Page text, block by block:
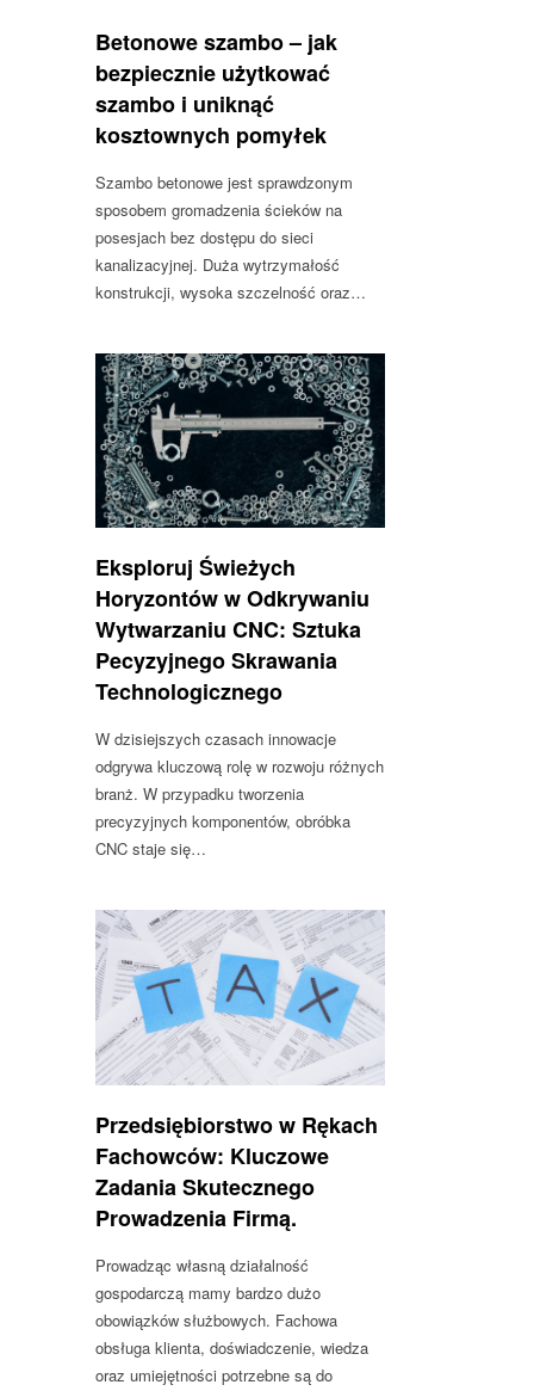
Betonowe szambo – jak
bezpiecznie użytkować
szambo i uniknąć
kosztownych pomyłek
Szambo betonowe jest sprawdzonym
sposobem gromadzenia ścieków na
posesjach bez dostępu do sieci
kanalizacyjnej. Duża wytrzymałość
konstrukcji, wysoka szczelność oraz…
Eksploruj Świeżych
Horyzontów w Odkrywaniu
Wytwarzaniu CNC: Sztuka
Pecyzyjnego Skrawania
Technologicznego
W dzisiejszych czasach innowacje
odgrywa kluczową rolę w rozwoju różnych
branż. W przypadku tworzenia
precyzyjnych komponentów, obróbka
CNC staje się…
Przedsiębiorstwo w Rękach
Fachowców: Kluczowe
Zadania Skutecznego
Prowadzenia Firmą.
Prowadząc własną działalność
gospodarczą mamy bardzo dużo
obowiązków służbowych. Fachowa
obsługa klienta, doświadczenie, wiedza
oraz umiejętności potrzebne są do